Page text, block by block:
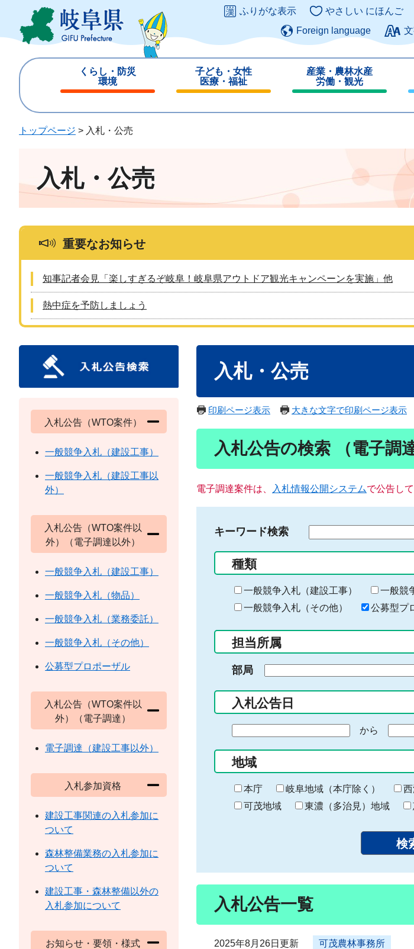
ジ
ュ
このページの
ふりがな表示 やさしい にほんご
Foreign language
くらし・防災
環境
じ
子ども・女性
医療・福祉
じ
産業・農林水産
労働・観光
じ
トップページ > 入札・公売
入札・公売
重要なお知らせ
知事記者会見「楽しすぎるぞ岐阜！岐阜県アウトドア観光キャンペーンを実施」他
熱中症を予防しましょう
入札・公売
印刷ページ表示 大きな文字で印刷ページ表示
入札公告の検索 （電子調
電子調達案件は、 入札情報公開システムで公告し
キーワード検索
る
キ
ー
ー
入
力
種類
一般競争入札（建設工事） 一般競
一般競争入札（その他）
公募型プ
担当所属
部局
入札公告日
の
始
ま
り
から
終
わ
り
地域
本庁 岐阜地域（本庁除く）
可茂地域
東濃（多治見）地域
入札公告一覧
2025年8月26日更新 可茂農林事務所
入札公告（WTO案件）
一般競争入札（建設工事）
一般競争入札（建設工事以
外）
入札公告（WTO案件以
外）（電子調達以外）
一般競争入札（建設工事）
一般競争入札（物品）
一般競争入札（業務委託）
一般競争入札（その他）
公募型プロポーザル
入札公告（WTO案件以
外）（電子調達）
電子調達（建設工事以外）
入札参加資格
建設工事関連の入札参加に
ついて
森林整備業務の入札参加に
ついて
建設工事・森林整備以外の
入札参加について
お知らせ・要領・様式